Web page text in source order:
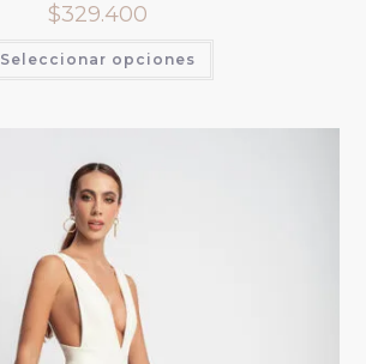
$329.400
Seleccionar opciones